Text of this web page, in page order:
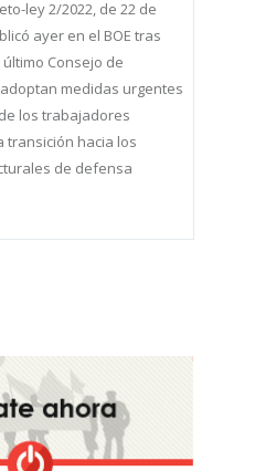
ley 2/2022, de 22 de
ayer en el BOE tras
Consejo de
medidas urgentes
los trabajadores
transición hacia los
de defensa